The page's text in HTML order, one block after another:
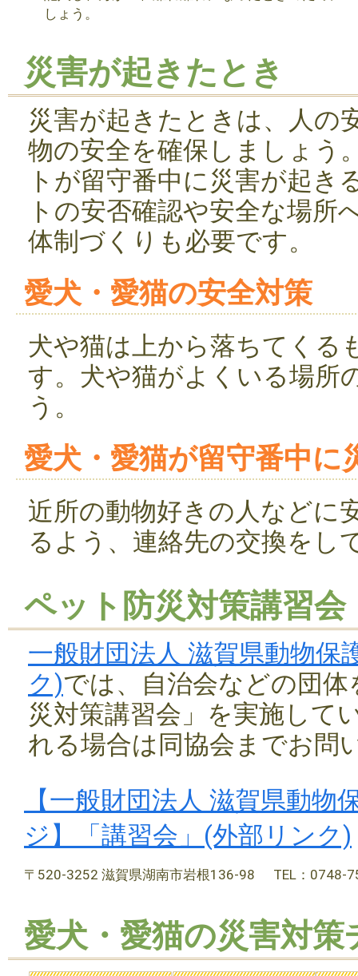
しょう。
災害が起きたとき
災害が起きたときは、人の
物の安全を確保しましょう
トが留守番中に災害が起き
トの安否確認や安全な場所
体制づくりも必要です。
愛犬・愛猫の安全対策
犬や猫は上から落ちてくる
す。犬や猫がよくいる場所
う。
愛犬・愛猫が留守番中に
近所の動物好きの人などに
るよう、連絡先の交換をし
ペット防災対策講習会
一般財団法人 滋賀県動物保
ク)では、自治会などの団
災対策講習会」を実施して
れる場合は同協会までお問
【一般財団法人 滋賀県動
ジ】「講習会」(外部リンク)
〒520-3252 滋賀県湖南市岩根136-98 TEL：0748-
愛犬・愛猫の災害対策